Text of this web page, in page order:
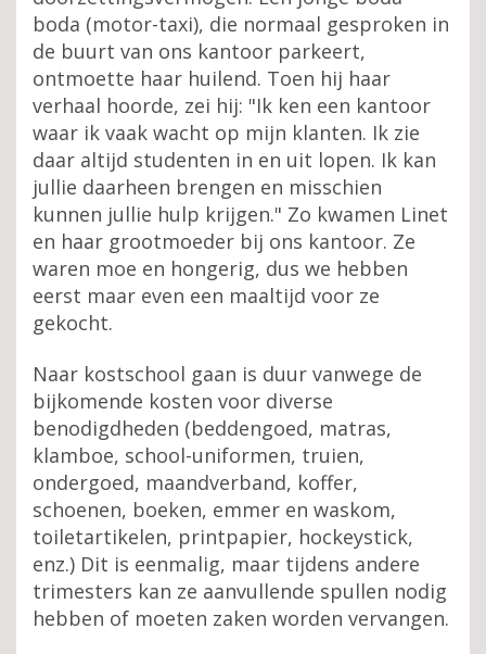
boda (motor-taxi), die normaal gesproken in
de buurt van ons kantoor parkeert,
ontmoette haar huilend. Toen hij haar
verhaal hoorde, zei hij: "Ik ken een kantoor
waar ik vaak wacht op mijn klanten. Ik zie
daar altijd studenten in en uit lopen. Ik kan
jullie daarheen brengen en misschien
kunnen jullie hulp krijgen." Zo kwamen Linet
en haar grootmoeder bij ons kantoor. Ze
waren moe en hongerig, dus we hebben
eerst maar even een maaltijd voor ze
gekocht.
Naar kostschool gaan is duur vanwege de
bijkomende kosten voor diverse
benodigdheden (beddengoed, matras,
klamboe, school-uniformen, truien,
ondergoed, maandverband, koffer,
schoenen, boeken, emmer en waskom,
toiletartikelen, printpapier, hockeystick,
enz.) Dit is eenmalig, maar tijdens andere
trimesters kan ze aanvullende spullen nodig
hebben of moeten zaken worden vervangen.